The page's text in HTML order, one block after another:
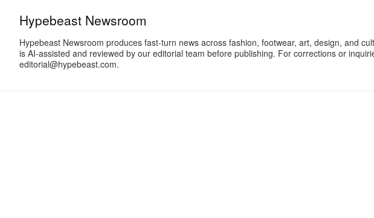
Hypebeast Newsroom
Hypebeast Newsroom produces fast-turn news across fashion, footwear, art, design, and
is AI-assisted and reviewed by our editorial team before publishing. For corrections or
editorial@hypebeast.com.